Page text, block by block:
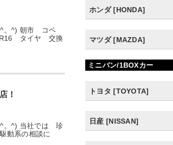
^) 朝市 コペ
タイヤ 交換
！
^) 当社では 珍
動系の相談に
ホンダ [HONDA]
マツダ [MAZDA]
ミニバン/1BOXカー
トヨタ [TOYOTA]
日産 [NISSAN]